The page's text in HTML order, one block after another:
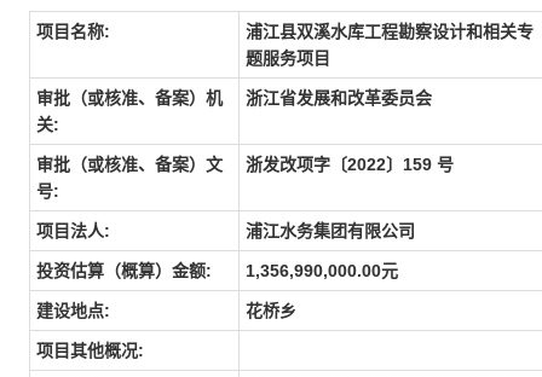
项目名称:
浦江县双溪水库工程勘察设计和相关专
题服务项目
审批（或核准、备案）机
关:
浙江省发展和改革委员会
审批（或核准、备案）文
号:
浙发改项字〔2022〕159 号
项目法人: 浦江水务集团有限公司
投资估算（概算）金额: 1,356,990,000.00元
建设地点: 花桥乡
项目其他概况: